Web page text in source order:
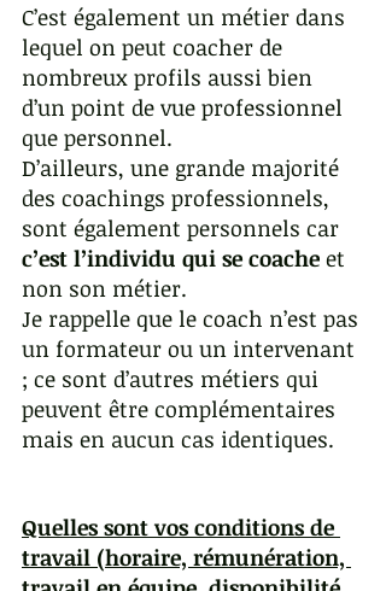
C’est également un métier dans
lequel on peut coacher de
nombreux profils aussi bien
d’un point de vue professionnel
que personnel.
D’ailleurs, une grande majorité
des coachings professionnels,
sont également personnels car
c’est l’individu qui se coache et
non son métier.
Je rappelle que le coach n’est pas
un formateur ou un intervenant
; ce sont d’autres métiers qui
peuvent être complémentaires
mais en aucun cas identiques.
Quelles sont vos conditions de
travail (horaire, rémunération,